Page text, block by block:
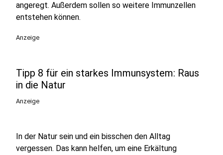
angeregt. Außerdem sollen so weitere Immunzellen
entstehen können.
Anzeige
Tipp 8 für ein starkes Immunsystem: Raus
in die Natur
Anzeige
In der Natur sein und ein bisschen den Alltag
vergessen. Das kann helfen, um eine Erkältung